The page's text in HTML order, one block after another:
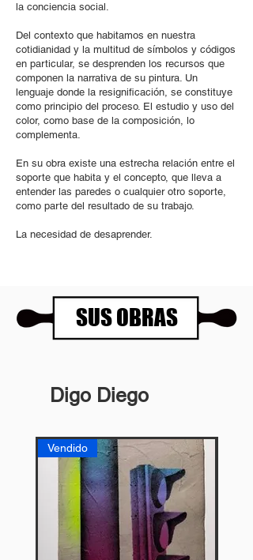
la conciencia social.
Del contexto que habitamos en nuestra
cotidianidad y la multitud de símbolos y códigos
en particular, se desprenden los recursos que
componen la narrativa de su pintura. Un
lenguaje donde la resignificación, se constituye
como principio del proceso. El estudio y uso del
color, como base de la composición, lo
complementa.
En su obra existe una estrecha relación entre el
soporte que habita y el concepto, que lleva a
entender las paredes o cualquier otro soporte,
como parte del resultado de su trabajo.
La necesidad de desaprender.
SUS OBRAS
Digo Diego
Vendido